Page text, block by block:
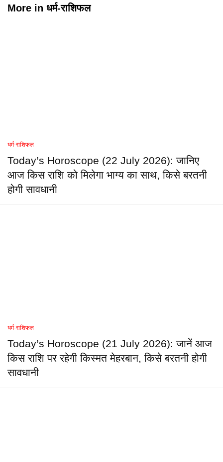
More in धर्म-राशिफल
धर्म-राशिफल
Today’s Horoscope (22 July 2026): जानिए
आज किस राशि को मिलेगा भाग्य का साथ, किसे बरतनी
होगी सावधानी
धर्म-राशिफल
Today’s Horoscope (21 July 2026): जानें आज
किस राशि पर रहेगी किस्मत मेहरबान, किसे बरतनी होगी
सावधानी